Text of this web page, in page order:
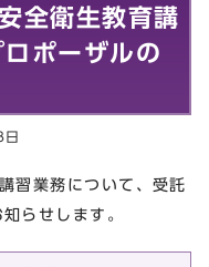
全衛生教育講
ポーザルの
習業務について、受託
らせします。